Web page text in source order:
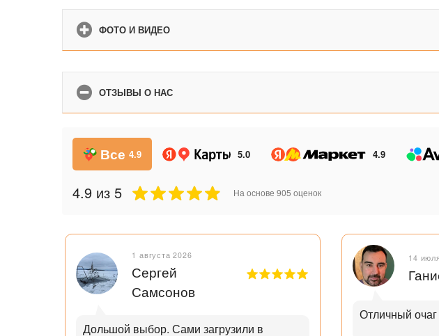
ФОТО И ВИДЕО
ОТЗЫВЫ О НАС
Все 4.9 5.0 4.9
4.9из 5 На основе 905 оценок
1 августа 2026
Сергей
Самсонов
Дольшой выбор. Сами загрузили в
14
Отличный